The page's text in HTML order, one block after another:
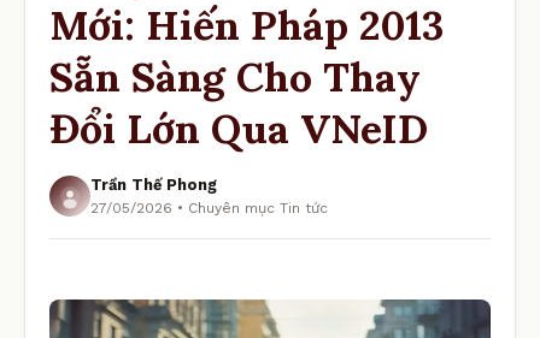
Mới: Hiến Pháp 2013
Sẵn Sàng Cho Thay
Đổi Lớn Qua VNeID
Trần Thế Phong
27/05/2026 • Chuyên mục Tin tức